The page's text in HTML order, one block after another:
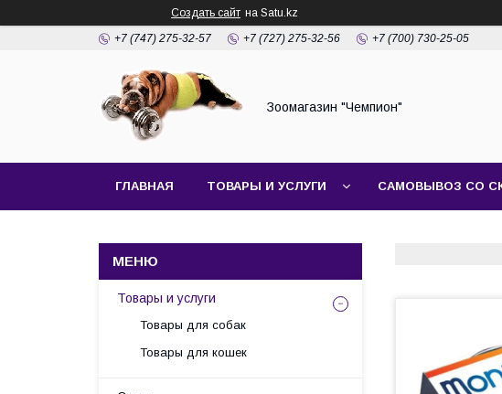
Создать сайт на Satu.kz
+7 (747) 275-32-57 +7 (727) 275-32-56 +7 (700) 730-25-05
Зоомагазин "Чемпион"
ГЛАВНАЯ ТОВАРЫ И УСЛУГИ САМОВЫВОЗ СО
Товары и услуги
Товары для собак
Товары для кошек